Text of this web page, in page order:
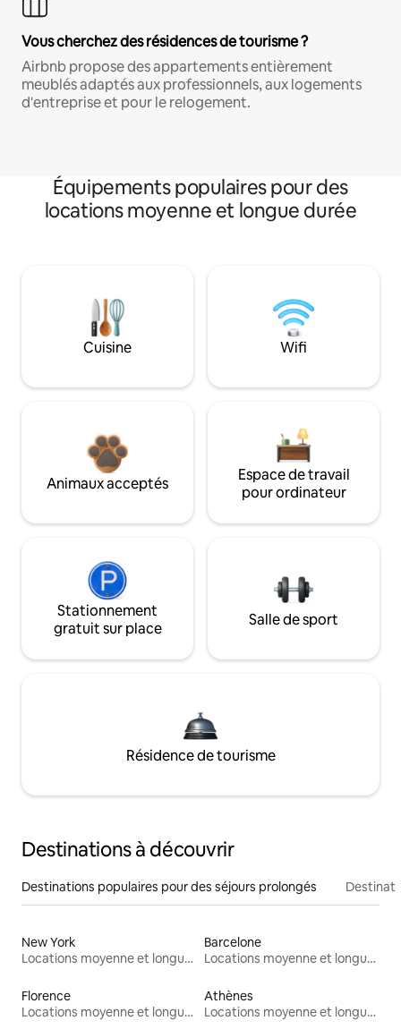
Vous cherchez des résidences de tourisme ?
Airbnb propose des appartements entièrement
meublés adaptés aux professionnels, aux logements
d'entreprise et pour le relogement.
Équipements populaires pour des
locations moyenne et longue durée
Cuisine Wifi
Animaux acceptés
Espace de travail
pour ordinateur
Stationnement
gratuit sur place
Salle de sport
Résidence de tourisme
Destinations à découvrir
Destinations populaires pour des séjours prolongés
New York
Locations moyenne et longue durée
Barcelone
Locations moyenne et longue durée
Florence
Locations moyenne et longue durée
Athènes
Locations moyenne et longue durée